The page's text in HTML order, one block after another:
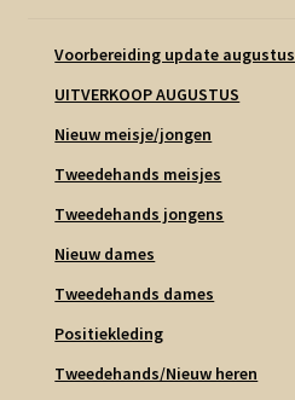
Voorbereiding update augustus
UITVERKOOP AUGUSTUS
Nieuw meisje/jongen
Tweedehands meisjes
Tweedehands jongens
Nieuw dames
Tweedehands dames
Positiekleding
Tweedehands/Nieuw heren